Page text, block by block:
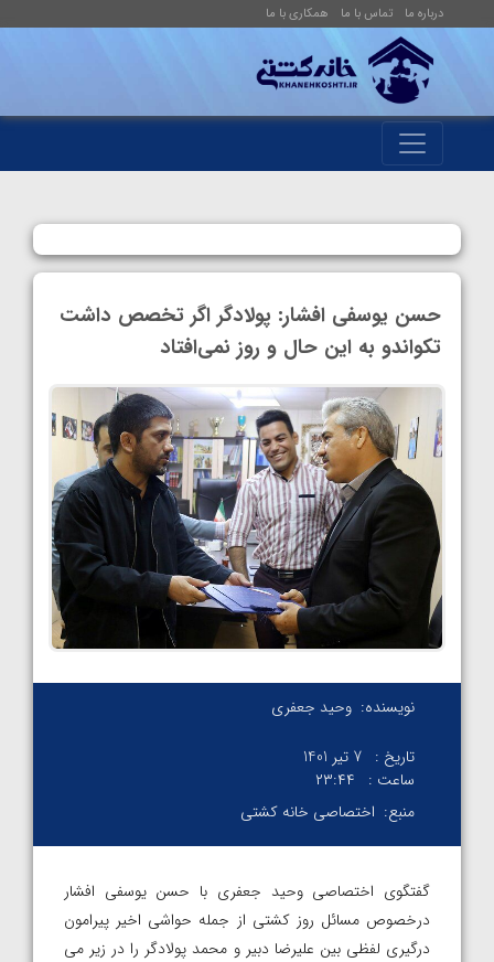
درباره ما تماس با ما همکاری با ما
حسن یوسفی افشار: پولادگر اگر تخصص داشت
تکواندو به این حال و روز نمی‌افتاد
نویسنده: وحید جعفری
تاریخ : 7 تیر 1401
ساعت :
۲۳:۴۴
منبع: اختصاصی خانه کشتی
گفتگوی اختصاصی وحید جعفری با حسن یوسفی افشار
درخصوص مسائل روز کشتی از جمله حواشی اخیر پیرامون
درگیری لفظی بین علیرضا دبیر و محمد پولادگر را در زیر می